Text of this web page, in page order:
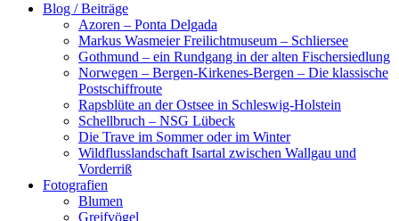
Blog / Beiträge
Azoren – Ponta Delgada
Markus Wasmeier Freilichtmuseum – Schliersee
Gothmund – ein Rundgang in der alten Fischersiedlung
Norwegen – Bergen-Kirkenes-Bergen – Die klassische
Postschiffroute
Rapsblüte an der Ostsee in Schleswig-Holstein
Schellbruch – NSG Lübeck
Die Trave im Sommer oder im Winter
Wildflusslandschaft Isartal zwischen Wallgau und
Vorderriß
Fotografien
Blumen
Greifvögel